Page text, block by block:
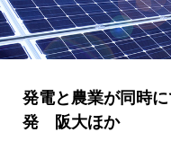
発電と農業が同時
発 阪大ほか